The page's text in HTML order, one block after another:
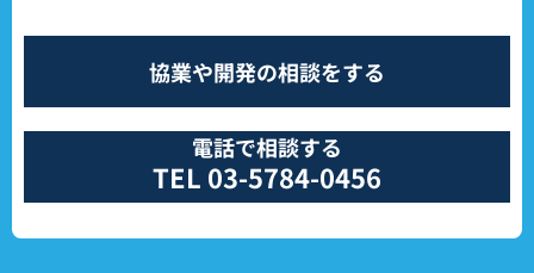
協業や開発の相談をする
電話で相談する
TEL 03-5784-0456